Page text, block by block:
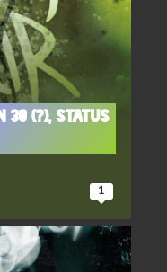
(?), status
1